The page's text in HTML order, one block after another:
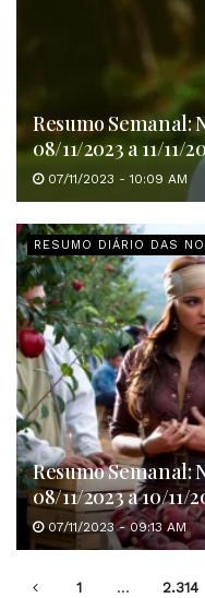
Resumo Semanal:
08/11/2023 a 11/11/
07/11/2023 - 10:09 AM
RESUMO DIÁRIO DAS
Resumo Semanal:
08/11/2023 a 10/11/
07/11/2023 - 09:13 AM
1 … 2.314